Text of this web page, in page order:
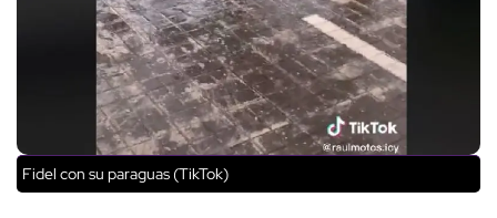
Fidel con su paraguas (TikTok)